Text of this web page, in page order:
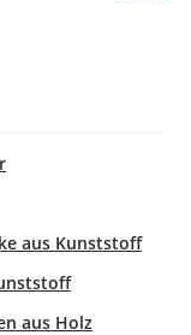
aus Kunststoff
aus Holz